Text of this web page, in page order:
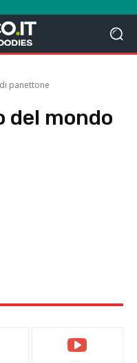
panettone
del mondo